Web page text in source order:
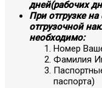
дней(рабочих
При отгрузке
отгрузочной
необходимо:
Номер
Фамилия
паспорта)